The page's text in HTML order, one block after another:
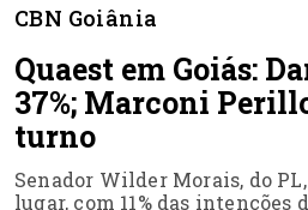
CBN Goiânia
Quaest em Goiás:
37%; Marconi
turno
Senador Wilder Morais, do
lugar, com 11% das intenções